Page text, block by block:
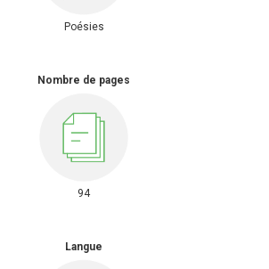
Poésies
Nombre de pages
94
Langue